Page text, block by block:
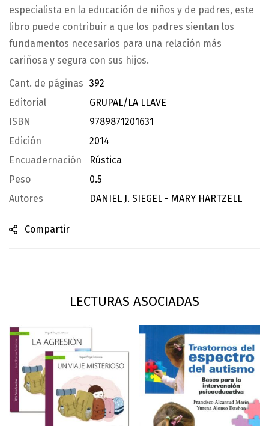
especialista en la educación de niños y de padres, este
libro puede contribuir a que los padres sientan los
fundamentos necesarios para una relación más
cariñosa y segura con sus hijos.
Cant. de páginas 392
Editorial
GRUPAL/LA LLAVE
ISBN
9789871201631
Edición
2014
Encuadernación
Rústica
Peso
0.5
Autores
DANIEL J. SIEGEL - MARY HARTZELL
Compartir
LECTURAS ASOCIADAS